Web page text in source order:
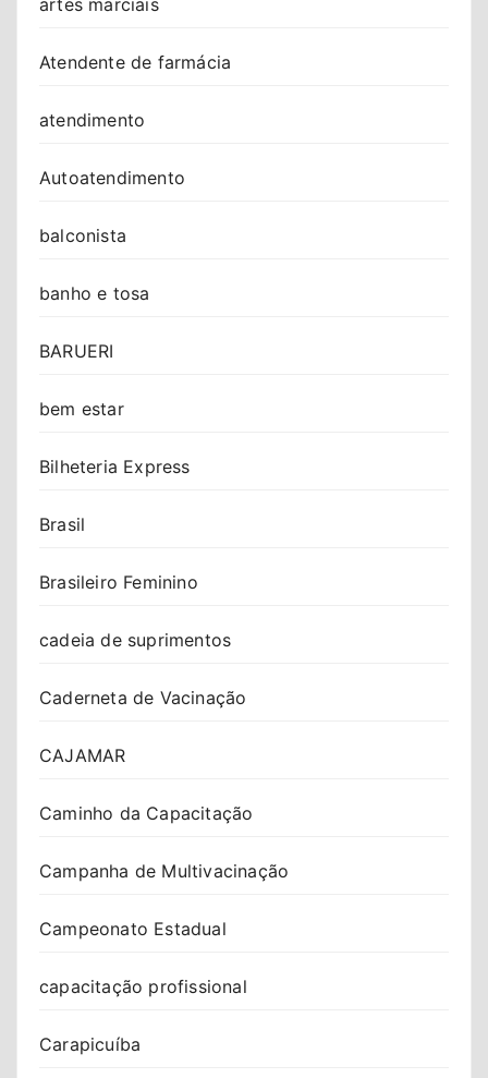
Atendente de farmácia
atendimento
Autoatendimento
balconista
banho e tosa
BARUERI
bem estar
Bilheteria Express
Brasil
Brasileiro Feminino
cadeia de suprimentos
Caderneta de Vacinação
CAJAMAR
Caminho da Capacitação
Campanha de Multivacinação
Campeonato Estadual
capacitação profissional
Carapicuíba